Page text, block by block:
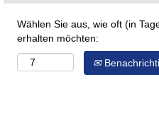
Wählen Sie aus, wie oft (in
erhalten möchten: